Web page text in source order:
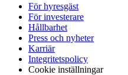
För hyresgäst
För investerare
Hållbarhet
Press och nyheter
Karriär
Integritetspolicy
Cookie inställningar